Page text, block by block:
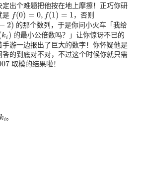
出个难题把他按在地上摩擦！正巧你研
是
，否则
的那个数列，于是你问小火车「我给
的最小公倍数吗？」让你惊讶不已的
游一边报出了巨大的数字！你怀疑他是
的到底对不对，不过这个时候你就只需
取模的结果啦！
。